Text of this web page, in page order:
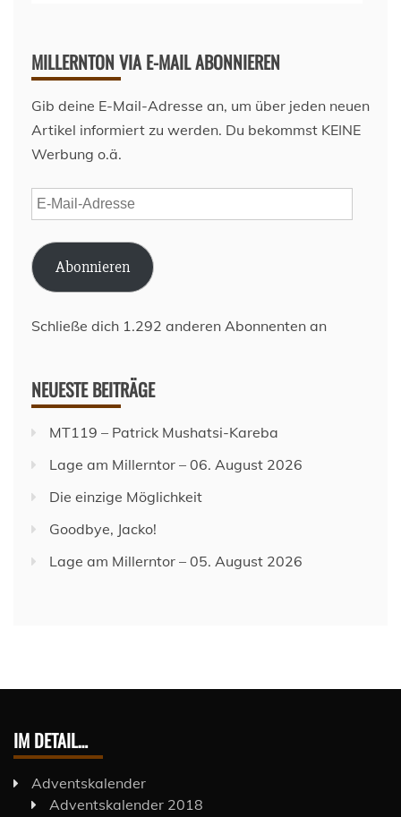
MILLERNTON VIA E-MAIL ABONNIEREN
Gib deine E-Mail-Adresse an, um über jeden neuen
Artikel informiert zu werden. Du bekommst KEINE
Werbung o.ä.
E-
Mail-
Adresse
Abonnieren
Schließe dich 1.292 anderen Abonnenten an
NEUESTE BEITRÄGE
MT119 – Patrick Mushatsi-Kareba
Lage am Millerntor – 06. August 2026
Die einzige Möglichkeit
Goodbye, Jacko!
Lage am Millerntor – 05. August 2026
IM DETAIL…
Adventskalender
Adventskalender 2018